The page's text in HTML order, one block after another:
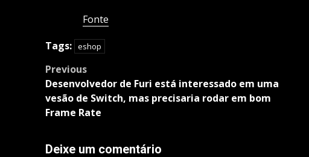
Fonte
Tags: eshop
Post
navigation
Previous
Desenvolvedor de Furi está interessado em uma
vesão de Switch, mas precisaria rodar em bom
Frame Rate
Deixe um comentário